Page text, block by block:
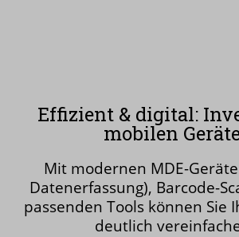
Effizient & digital:
mobilen
Mit modernen MDE-
Datenerfassung), Barcode-
passenden Tools können Sie
deutlich